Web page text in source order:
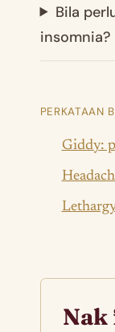
Bila
insomnia?
PERKATAAN
Giddy:
Nak